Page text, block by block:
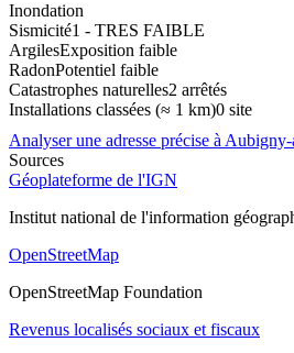
Inondation
Sismicité1 - TRES FAIBLE
ArgilesExposition faible
RadonPotentiel faible
Catastrophes naturelles2 arrêtés
Installations classées (≈ 1 km)0 site
Analyser une adresse précise à Aubigny-
Sources
Géoplateforme de l'IGN
Institut national de l'information
OpenStreetMap
OpenStreetMap Foundation
Revenus localisés sociaux et fiscaux